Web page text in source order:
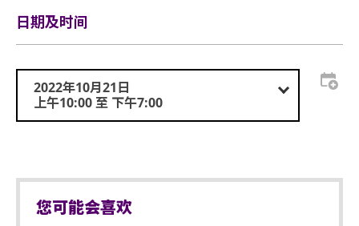
有参与者都可以接收到市场的最新资讯。财政司司长连同
各大商会会长将会参与博览会开幕礼剪彩仪式。观众会以
电话:
日期及时间
2022年10月21日
上午10:00 至 下午7:00
您可能会喜欢